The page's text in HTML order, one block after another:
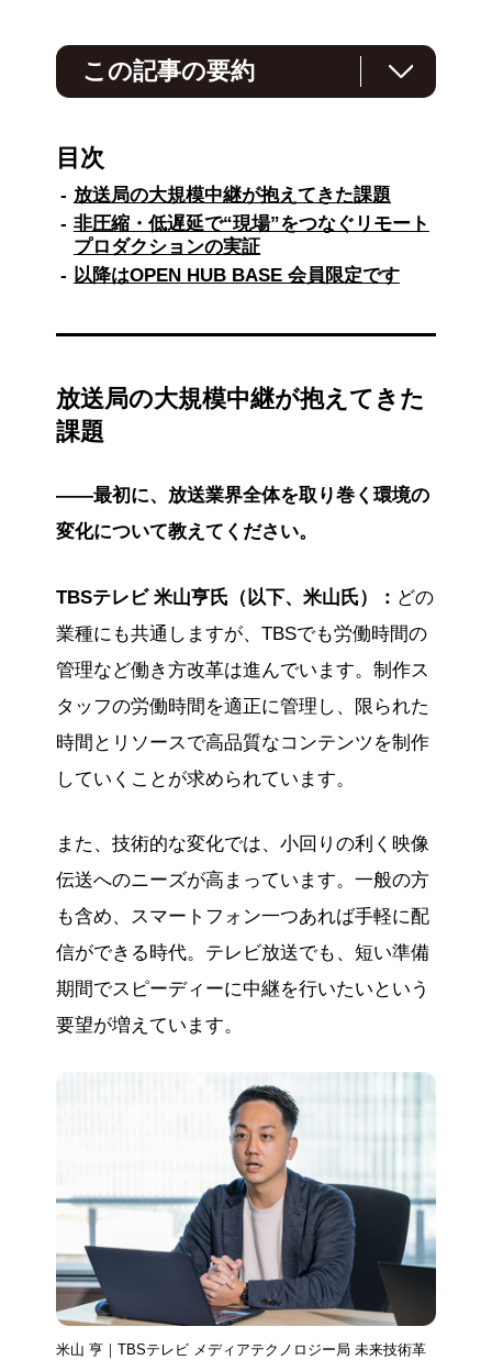
この記事の要約
APNを活用し、国内最大級となる非圧縮・低遅
延伝送によるリモートプロダクションを実証し
ました。従来、大規模スポーツの放送中継で
は、多数の人員と機材を現地に集める必要があ
りましたが、IOWN APNにより映像・音声・制
御信号までを遠隔で一体運用。省人化と制作技
術の高度化に向けた可能性を示しました。さら
す。
目次
放送局の大規模中継が抱えてきた課題
非圧縮・低遅延で“現場”をつなぐリモート
プロダクションの実証
以降はOPEN HUB BASE 会員限定です
放送局の大規模中継が抱えてきた
課題
――最初に、放送業界全体を取り巻く環境の
変化について教えてください。
TBSテレビ 米山亨氏（以下、米山氏）： どの
業種にも共通しますが、TBSでも労働時間の
管理など働き方改革は進んでいます。制作ス
タッフの労働時間を適正に管理し、限られた
時間とリソースで高品質なコンテンツを制作
していくことが求められています。
また、技術的な変化では、小回りの利く映像
伝送へのニーズが高まっています。一般の方
も含め、スマートフォン一つあれば手軽に配
信ができる時代。テレビ放送でも、短い準備
期間でスピーディーに中継を行いたいという
要望が増えています。
米山 亨｜TBSテレビ メディアテクノロジー局 未来技術革